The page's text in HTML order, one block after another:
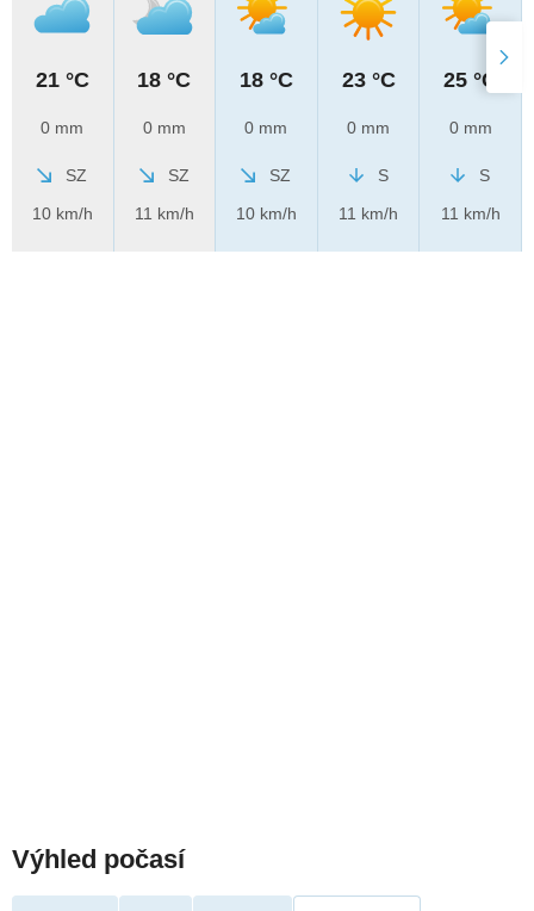
21 °C
0 mm
SZ
10 km/h
18 °C
0 mm
SZ
11 km/h
18 °C
0 mm
SZ
10 km/h
23 °C
0 mm
S
11 km/h
25 °C
0 mm
S
11 km/h
Výhled počasí